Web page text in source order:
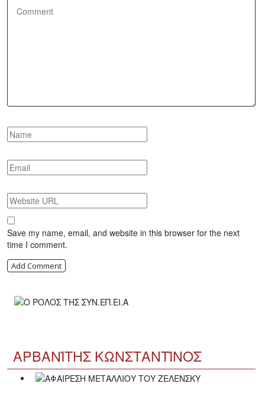
Save my name, email, and website in this browser for the next
time I comment.
ΑΡΒΑΝΊΤΗΣ ΚΩΝΣΤΑΝΤΊΝΟΣ